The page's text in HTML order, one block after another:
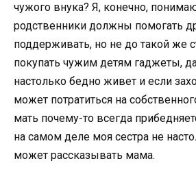
чужого внука? Я, конечно,
родственники должны помогать
поддерживать, но не до такой же
покупать чужим детям гаджеты,
настолько бедно живет и если
может потратиться на
мать почему-то всегда
на самом деле моя сестра не
может рассказывать мама.